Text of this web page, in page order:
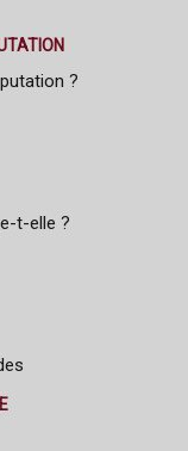
?
t-elle ?